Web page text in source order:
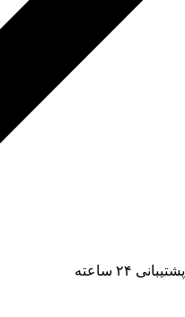
پشتیبانی ۲۴ ساعته